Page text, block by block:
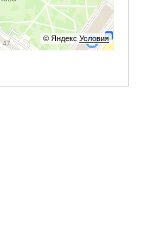
© Яндекс Условия